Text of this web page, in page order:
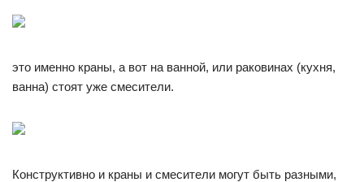
это именно краны, а вот на ванной, или раковинах (кухня,
ванна) стоят уже смесители.
Конструктивно и краны и смесители могут быть разными,